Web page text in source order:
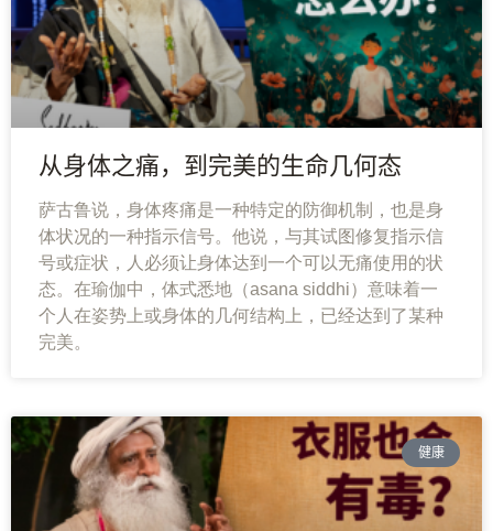
从身体之痛，到完美的生命几何态
萨古鲁说，身体疼痛是一种特定的防御机制，也是身
体状况的一种指示信号。他说，与其试图修复指示信
号或症状，人必须让身体达到一个可以无痛使用的状
态。在瑜伽中，体式悉地（asana siddhi）意味着一
个人在姿势上或身体的几何结构上，已经达到了某种
完美。
健康